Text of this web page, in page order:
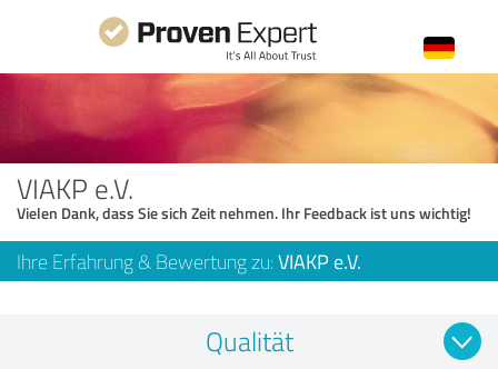
VIAKP e.V.
Vielen Dank, dass Sie sich Zeit nehmen. Ihr Feedback ist uns wichtig!
Ihre Erfahrung & Bewertung zu: VIAKP e.V.
Qualität